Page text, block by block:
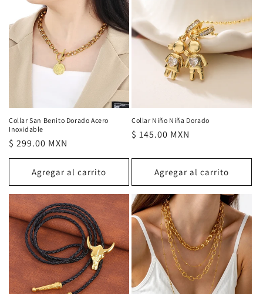
Collar San Benito Dorado Acero
Inoxidable
Precio
habitual
$ 299.00 MXN
Agregar al carrito
Collar Niño Niña Dorado
Precio
$ 145.00 MXN
Agregar al carrito